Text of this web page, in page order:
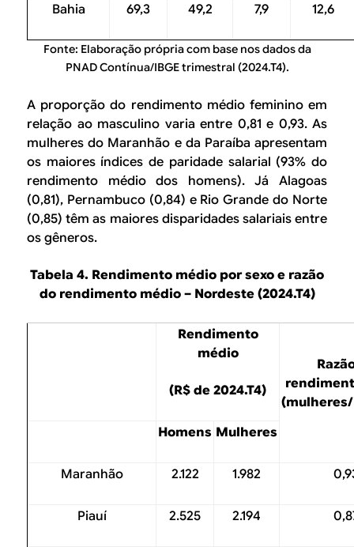
Bahia 69,3 49,2 7,9 12,6
Fonte: Elaboração própria com base nos dados da
PNAD Contínua/IBGE trimestral (2024.T4).
A proporção do rendimento médio feminino em
relação ao masculino varia entre 0,81 e 0,93. As
mulheres do Maranhão e da Paraíba apresentam
os maiores índices de paridade salarial (93% do
rendimento médio dos homens). Já Alagoas
(0,81), Pernambuco (0,84) e Rio Grande do Norte
(0,85) têm as maiores disparidades salariais entre
os gêneros.
Tabela 4. Rendimento médio por sexo e razão
do rendimento médio – Nordeste (2024.T4)
Rendimento
médio
(R$ de 2024.T4)
Homens Mulheres
Maranhão 2.122 1.982
Piauí 2.525 2.194